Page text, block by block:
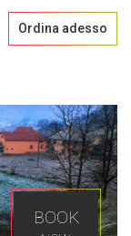
Ordina adesso
BOOK